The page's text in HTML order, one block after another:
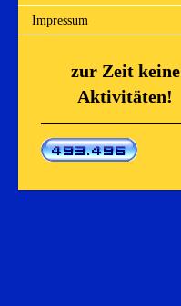
Impressum
zur Zeit keine
Aktivitäten!